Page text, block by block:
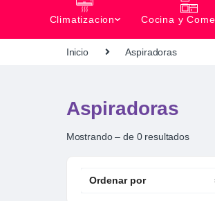
Climatizacion Cocina y
Inicio Aspiradoras
Aspiradoras
Mostrando – de 0 resultados